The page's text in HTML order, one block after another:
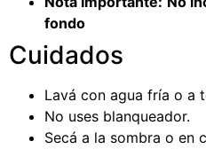
fondo
Cuidados
Lavá con agua fría o a
No uses blanqueador.
Secá a la sombra o en